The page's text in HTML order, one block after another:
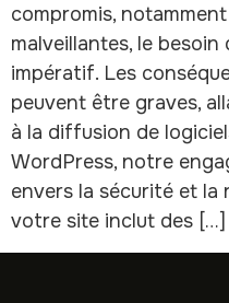
compromis,
malveillantes, le
impératif. Les
peuvent être graves,
à la diffusion de
WordPress, notre
envers la sécurité et
votre site inclut des […]